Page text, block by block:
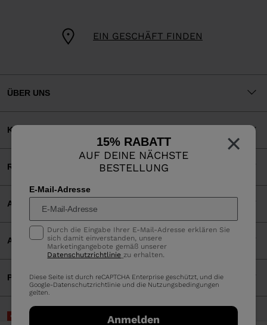
×
15% RABATT
AUF DEINE NÄCHSTE
BESTELLUNG
E-Mail-Adresse
Durch die Eingabe Ihrer E-Mail-Adresse erklären Sie
sich damit einverstanden, unsere
Marketingangebote gemäß unserer
Datenschutzrichtlinie zu erhalten.
Diese Seite ist durch reCAPTCHA Enterprise geschützt, und die
Google-Datenschutzrichtlinie und die Nutzungsbedingungen
gelten.
Anmelden
EIN GESCHÄFT FINDEN
ÜBER UNS
KUNDENSERVICE
RECHTLICHES
AKZEPTIERTE ZAHLUNGEN
APP
PARTNERS